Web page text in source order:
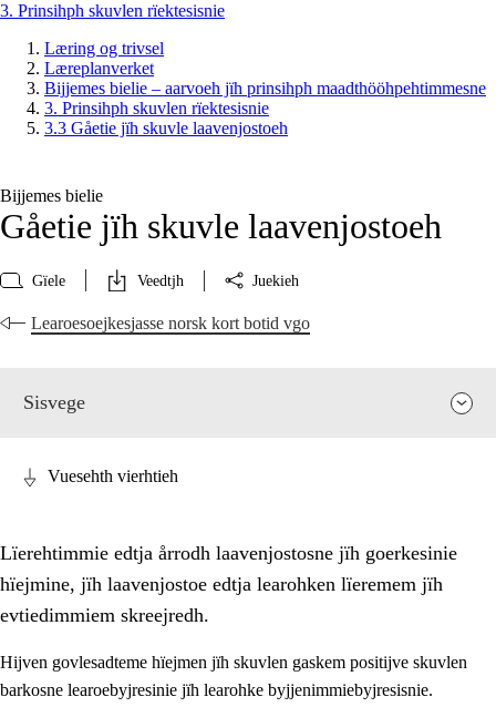
3. Prinsihph skuvlen rïektesisnie
Læring og trivsel
Læreplanverket
Bijjemes bielie – aarvoeh jïh prinsihph maadthööhpehtimmesne
3. Prinsihph skuvlen rïektesisnie
3.3 Gåetie jïh skuvle laavenjostoeh
Bijjemes bielie
Gåetie jïh skuvle laavenjostoeh
Gïele Veedtjh Juekieh
Learoesoejkesjasse norsk kort botid vgo
Sisvege
Vuesehth vierhtieh
Lïerehtimmie edtja årrodh laavenjostosne jïh goerkesinie
hïejmine, jïh laavenjostoe edtja learohken lïeremem jïh
evtiedimmiem skreejredh.
Hijven govlesadteme hïejmen jïh skuvlen gaskem positijve skuvlen
barkosne learoebyjresinie jïh learohke byjjenimmiebyjresisnie.